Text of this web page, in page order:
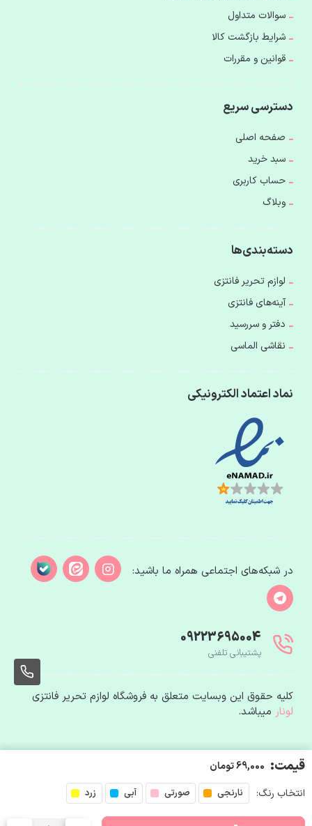
قیمت: 69,000 تومان
انتخاب رنگ:
نارنجی صورتی آبی زرد
سوالات متداول
شرایط بازگشت کالا
قوانین و مقررات
دسترسی سریع
صفحه اصلی
سبد خرید
حساب کاربری
وبلاگ
دسته‌بندی‌ها
لوازم تحریر فانتزی
آینه‌های فانتزی
دفتر و سررسید
نقاشی الماسی
نماد اعتماد الکترونیکی
در شبکه‌های اجتماعی همراه ما باشید:
09223695004
پشتیبانی تلفنی
کلیه حقوق این وبسایت متعلق به فروشگاه لوازم تحریر فانتزی
لونار میباشد.